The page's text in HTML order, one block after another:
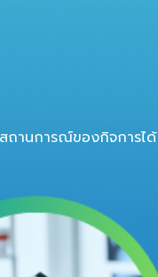
สถานการณ์ของกิจการได้